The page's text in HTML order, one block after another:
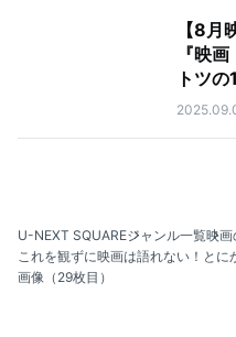
【8月
『映
トツの
U-NEXT SQUAREジャンル一覧映画
これを観ずに映画は語れない！と
画像（29枚目）